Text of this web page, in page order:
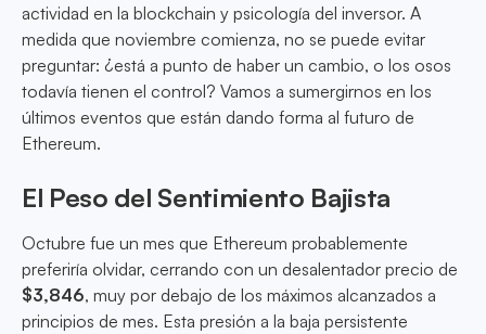
actividad en la blockchain y psicología del inversor. A
medida que noviembre comienza, no se puede evitar
preguntar: ¿está a punto de haber un cambio, o los osos
todavía tienen el control? Vamos a sumergirnos en los
últimos eventos que están dando forma al futuro de
Ethereum.
El Peso del Sentimiento Bajista
Octubre fue un mes que Ethereum probablemente
preferiría olvidar, cerrando con un desalentador precio de
$3,846, muy por debajo de los máximos alcanzados a
principios de mes. Esta presión a la baja persistente